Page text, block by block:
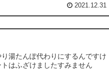
2021.12.31
湯たんぽ代わりにするんですけ
ふざけましたすみません